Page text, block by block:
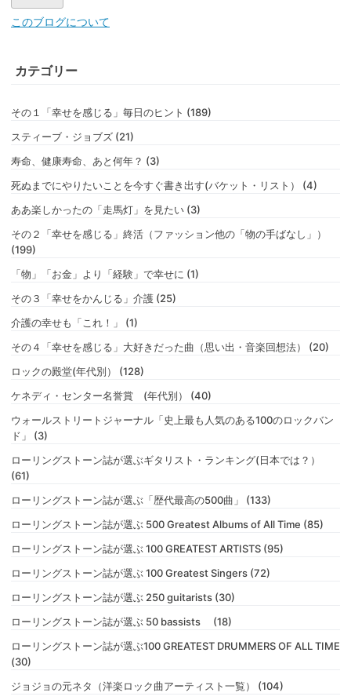
このブログについて
カテゴリー
その１「幸せを感じる」毎日のヒント (189)
スティーブ・ジョブズ (21)
寿命、健康寿命、あと何年？ (3)
死ぬまでにやりたいことを今すぐ書き出す(バケット・リスト） (4)
ああ楽しかったの「走馬灯」を見たい (3)
その２「幸せを感じる」終活（ファッション他の「物の手ばなし」）
(199)
「物」「お金」より「経験」で幸せに (1)
その３「幸せをかんじる」介護 (25)
介護の幸せも「これ！」 (1)
その４「幸せを感じる」大好きだった曲（思い出・音楽回想法） (20)
ロックの殿堂(年代別） (128)
ケネディ・センター名誉賞 (年代別） (40)
ウォールストリートジャーナル「史上最も人気のある100のロックバン
ド」 (3)
ローリングストーン誌が選ぶギタリスト・ランキング(日本では？）
(61)
ローリングストーン誌が選ぶ「歴代最高の500曲」 (133)
ローリングストーン誌が選ぶ 500 Greatest Albums of All Time (85)
ローリングストーン誌が選ぶ 100 GREATEST ARTISTS (95)
ローリングストーン誌が選ぶ 100 Greatest Singers (72)
ローリングストーン誌が選ぶ 250 guitarists (30)
ローリングストーン誌が選ぶ 50 bassists (18)
ローリングストーン誌が選ぶ100 GREATEST DRUMMERS OF ALL TIME
(30)
ジョジョの元ネタ（洋楽ロック曲アーティスト一覧） (104)